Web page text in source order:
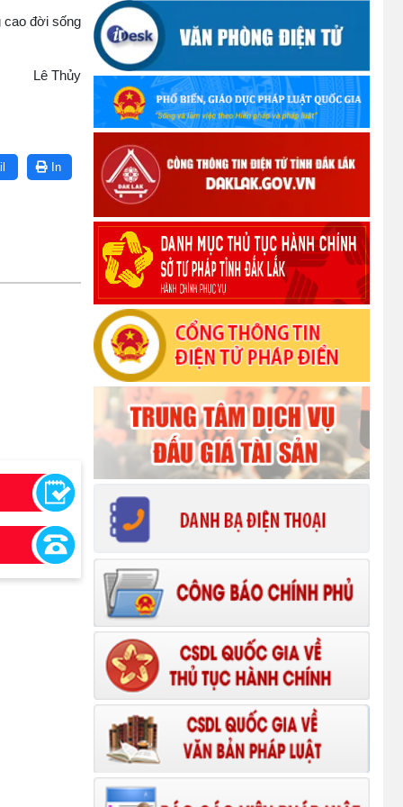
cao đời sống
Lê Thủy
In
phục thiệt hại do bão số 10 gây ra
(12/10/2025)
UBND TỈNH ĐẮK LẮK KHUYẾN CÁO
NGƯỜI DÂN TĂNG CƯỜNG PHÒNG,
CHỐNG BỆNH TẢ
(09/10/2025)
Bộ Quốc phòng công bố thủ tục hành
toàn trình, một phần trên môi trường điện
tử
(09/10/2025)
Bộ Chính trị, Ban Bí thư kết luận về phân
cấp, phân quyền trong vận hành chính
quyền địa phương 2 cấp
(08/10/2025)